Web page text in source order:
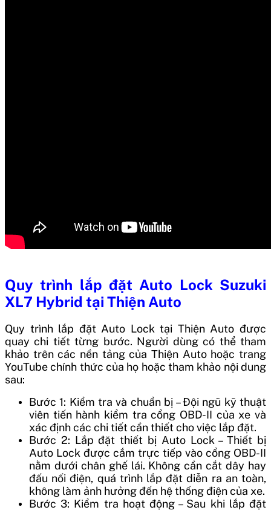
Quy trình lắp đặt Auto Lock Suzuki
XL7 Hybrid tại Thiện Auto
Quy trình lắp đặt Auto Lock tại Thiện Auto được
quay chi tiết từng bước. Người dùng có thể tham
khảo trên các nền tảng của Thiện Auto hoặc trang
YouTube chính thức của họ hoặc tham khảo nội dung
sau:
Bước 1: Kiểm tra và chuẩn bị – Đội ngũ kỹ thuật
viên tiến hành kiểm tra cổng OBD-II của xe và
xác định các chi tiết cần thiết cho việc lắp đặt.
Bước 2: Lắp đặt thiết bị Auto Lock – Thiết bị
Auto Lock được cắm trực tiếp vào cổng OBD-II
nằm dưới chân ghế lái. Không cần cắt dây hay
đấu nối điện, quá trình lắp đặt diễn ra an toàn,
không làm ảnh hưởng đến hệ thống điện của xe.
Bước 3: Kiểm tra hoạt động – Sau khi lắp đặt